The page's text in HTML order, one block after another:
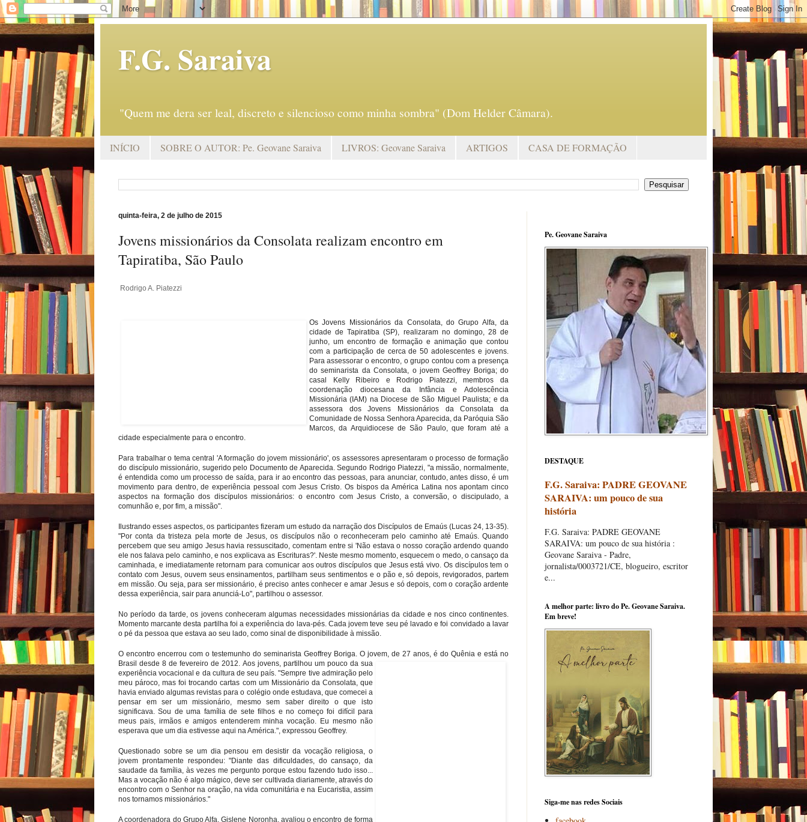
F.G. Saraiva
"Quem me dera ser leal, discreto e silencioso como minha sombra" (Dom Helder Câmara).
INÍCIO SOBRE O AUTOR: Pe. Geovane Saraiva LIVROS: Geovane Saraiva ARTIGOS CASA DE FORMAÇÃO
quinta-feira, 2 de julho de 2015
Jovens missionários da Consolata realizam encontro em
Tapiratiba, São Paulo
Rodrigo A. Piatezzi
Os Jovens Missionários da Consolata, do Grupo Alfa, da
cidade de Tapiratiba (SP), realizaram no domingo, 28 de
junho, um encontro de formação e animação que contou
com a participação de cerca de 50 adolescentes e jovens.
Para assessorar o encontro, o grupo contou com a presença
do seminarista da Consolata, o jovem Geoffrey Boriga; do
casal Kelly Ribeiro e Rodrigo Piatezzi, membros da
coordenação diocesana da Infância e Adolescência
Missionária (IAM) na Diocese de São Miguel Paulista; e da
assessora dos Jovens Missionários da Consolata da
Comunidade de Nossa Senhora Aparecida, da Paróquia São
Marcos, da Arquidiocese de São Paulo, que foram até a
cidade especialmente para o encontro.
Para trabalhar o tema central 'A formação do jovem missionário', os assessores apresentaram o processo de formação
do discípulo missionário, sugerido pelo Documento de Aparecida. Segundo Rodrigo Piatezzi, "a missão, normalmente,
é entendida como um processo de saída, para ir ao encontro das pessoas, para anunciar, contudo, antes disso, é um
movimento para dentro, de experiência pessoal com Jesus Cristo. Os bispos da América Latina nos apontam cinco
aspectos na formação dos discípulos missionários: o encontro com Jesus Cristo, a conversão, o discipulado, a
comunhão e, por fim, a missão".
Ilustrando esses aspectos, os participantes fizeram um estudo da narração dos Discípulos de Emaús (Lucas 24, 13-35).
"Por conta da tristeza pela morte de Jesus, os discípulos não o reconheceram pelo caminho até Emaús. Quando
percebem que seu amigo Jesus havia ressuscitado, comentam entre si 'Não estava o nosso coração ardendo quando
ele nos falava pelo caminho, e nos explicava as Escrituras?'. Neste mesmo momento, esquecem o medo, o cansaço da
caminhada, e imediatamente retornam para comunicar aos outros discípulos que Jesus está vivo. Os discípulos tem o
contato com Jesus, ouvem seus ensinamentos, partilham seus sentimentos e o pão e, só depois, revigorados, partem
em missão. Ou seja, para ser missionário, é preciso antes conhecer e amar Jesus e só depois, com o coração ardente
dessa experiência, sair para anunciá-Lo", partilhou o assessor.
No período da tarde, os jovens conheceram algumas necessidades missionárias da cidade e nos cinco continentes.
Momento marcante desta partilha foi a experiência do lava-pés. Cada jovem teve seu pé lavado e foi convidado a lavar
o pé da pessoa que estava ao seu lado, como sinal de disponibilidade à missão.
O encontro encerrou com o testemunho do seminarista Geoffrey Boriga. O jovem, de 27 anos, é do Quênia e está no
Brasil desde 8 de fevereiro de 2012. Aos jovens, partilhou um pouco da sua
experiência vocacional e da cultura de seu país. "Sempre tive admiração pelo
meu pároco, mas foi trocando cartas com um Missionário da Consolata, que
havia enviado algumas revistas para o colégio onde estudava, que comecei a
pensar em ser um missionário, mesmo sem saber direito o que isto
significava. Sou de uma família de sete filhos e no começo foi difícil para
meus pais, irmãos e amigos entenderem minha vocação. Eu mesmo não
esperava que um dia estivesse aqui na América.", expressou Geoffrey.
Questionado sobre se um dia pensou em desistir da vocação religiosa, o
jovem prontamente respondeu: "Diante das dificuldades, do cansaço, da
saudade da família, às vezes me pergunto porque estou fazendo tudo isso...
Mas a vocação não é algo mágico, deve ser cultivada diariamente, através do
encontro com o Senhor na oração, na vida comunitária e na Eucaristia, assim
nos tornamos missionários."
A coordenadora do Grupo Alfa, Gislene Noronha, avaliou o encontro de forma
Pe. Geovane Saraiva
DESTAQUE
F.G. Saraiva: PADRE GEOVANE
SARAIVA: um pouco de sua
história
F.G. Saraiva: PADRE GEOVANE
SARAIVA: um pouco de sua história :
Geovane Saraiva - Padre,
jornalista/0003721/CE, blogueiro, escritor
e...
A melhor parte: livro do Pe. Geovane Saraiva.
Em breve!
Siga-me nas redes Sociais